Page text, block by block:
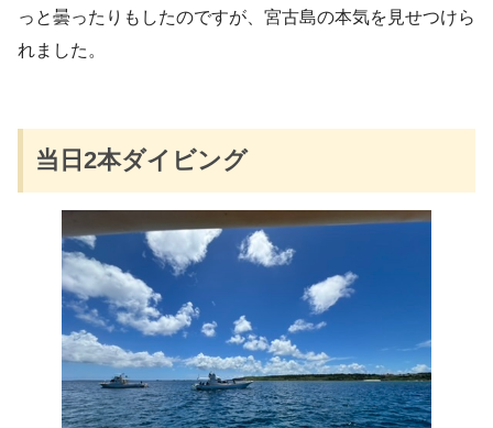
っと曇ったりもしたのですが、宮古島の本気を見せつけら
れました。
当日2本ダイビング